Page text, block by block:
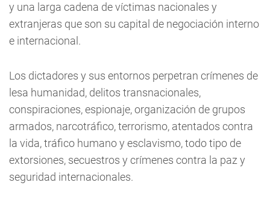
y una larga cadena de víctimas nacionales y
extranjeras que son su capital de negociación interno
e internacional.
Los dictadores y sus entornos perpetran crímenes de
lesa humanidad, delitos transnacionales,
conspiraciones, espionaje, organización de grupos
armados, narcotráfico, terrorismo, atentados contra
la vida, tráfico humano y esclavismo, todo tipo de
extorsiones, secuestros y crímenes contra la paz y
seguridad internacionales.